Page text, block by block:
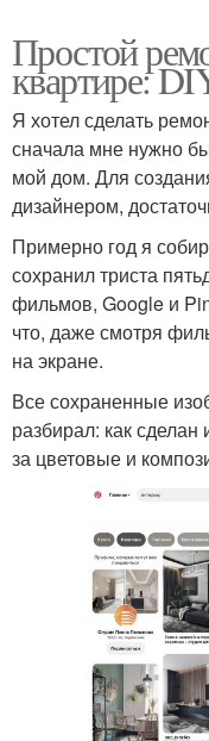
Простой
квартире:
Я хотел сделать
сначала мне нужно
мой дом. Для
дизайнером,
Примерно год я
сохранил триста
фильмов, Google и
что, даже смотря
на экране.
Все сохраненные
разбирал: как сделан
за цветовые и